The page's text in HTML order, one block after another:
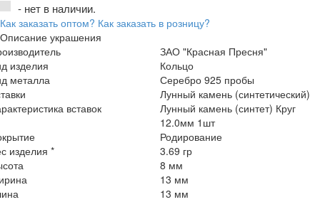
- нет в наличии.
Как заказать оптом? Как заказать в розницу?
Описание украшения
ЗАО "Красная Пресня"
изделия
Кольцо
металла
Серебро 925 пробы
Лунный камень (синтетический)
вставок
Лунный камень (синтет) Круг
12.0мм 1шт
Родирование
изделия *
3.69 гр
8 мм
13 мм
13 мм